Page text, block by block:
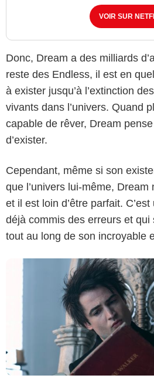
VOIR SUR
Donc, Dream a des milliards
reste des Endless, il est en
à exister jusqu’à l’extinction
vivants dans l’univers. Quand
capable de rêver, Dream pense
d’exister.
Cependant, même si son
que l’univers lui-même, Dream
et il est loin d’être parfait.
déjà commis des erreurs et qui
tout au long de son incroyable